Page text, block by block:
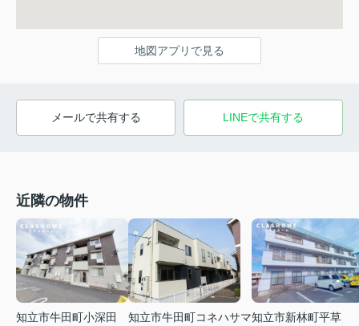
地図アプリで見る
メールで共有する LINEで共有する
近隣の物件
知立市牛田町小深田
知立市牛田町コネハサマ知立市新林町平草